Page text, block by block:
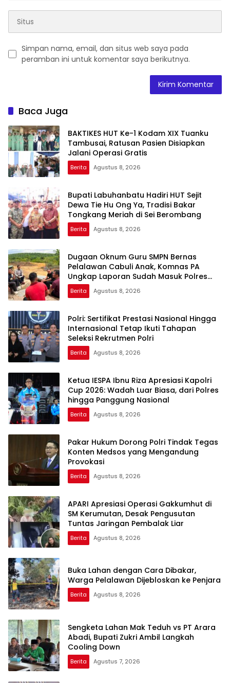
Simpan nama, email, dan situs web saya pada
peramban ini untuk komentar saya berikutnya.
Baca Juga
BAKTIKES HUT Ke-1 Kodam XIX Tuanku
Tambusai, Ratusan Pasien Disiapkan
Jalani Operasi Gratis
Berita Agustus 8, 2026
Bupati Labuhanbatu Hadiri HUT Sejit
Dewa Tie Hu Ong Ya, Tradisi Bakar
Tongkang Meriah di Sei Berombang
Berita Agustus 8, 2026
Dugaan Oknum Guru SMPN Bernas
Pelalawan Cabuli Anak, Komnas PA
Ungkap Laporan Sudah Masuk Polres
Sejak Juli
Berita Agustus 8, 2026
Polri: Sertifikat Prestasi Nasional Hingga
Internasional Tetap Ikuti Tahapan
Seleksi Rekrutmen Polri
Berita Agustus 8, 2026
Ketua IESPA Ibnu Riza Apresiasi Kapolri
Cup 2026: Wadah Luar Biasa, dari Polres
hingga Panggung Nasional
Berita Agustus 8, 2026
Pakar Hukum Dorong Polri Tindak Tegas
Konten Medsos yang Mengandung
Provokasi
Berita Agustus 8, 2026
APARI Apresiasi Operasi Gakkumhut di
SM Kerumutan, Desak Pengusutan
Tuntas Jaringan Pembalak Liar
Berita Agustus 8, 2026
Buka Lahan dengan Cara Dibakar,
Warga Pelalawan Dijebloskan ke Penjara
Berita Agustus 8, 2026
Sengketa Lahan Mak Teduh vs PT Arara
Abadi, Bupati Zukri Ambil Langkah
Cooling Down
Berita Agustus 7, 2026